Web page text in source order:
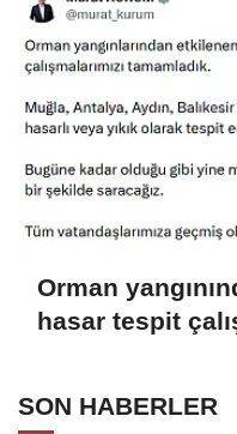
Orman
hasar tespit
SON HABERLER